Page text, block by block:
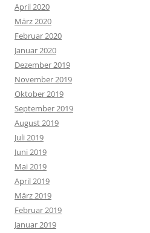
April 2020
März 2020
Februar 2020
Januar 2020
Dezember 2019
November 2019
Oktober 2019
September 2019
August 2019
Juli 2019
Juni 2019
Mai 2019
April 2019
März 2019
Februar 2019
Januar 2019